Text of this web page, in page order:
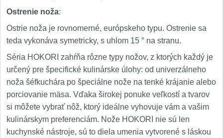
Ostrenie noža:
Ostrie noža je rovnomerné, európskeho typu. Ostrenie sa
teda vykonáva symetricky, s uhlom 15 ° na stranu.
Séria HOKORI zahŕňa rôzne typy nožov, z ktorých každý je
určený pre špecifické kulinárske úlohy: od univerzálneho
noža šéfkuchára po špeciálne nože na tenké krájanie alebo
porciovanie mäsa. Vďaka širokej ponuke veľkostí a tvarov
si môžete vybrať nôž, ktorý ideálne vyhovuje vám a vašim
kulinárskym preferenciám. Nože HOKORI nie sú len
kuchynské nástroje, sú to diela umenia vytvorené s láskou